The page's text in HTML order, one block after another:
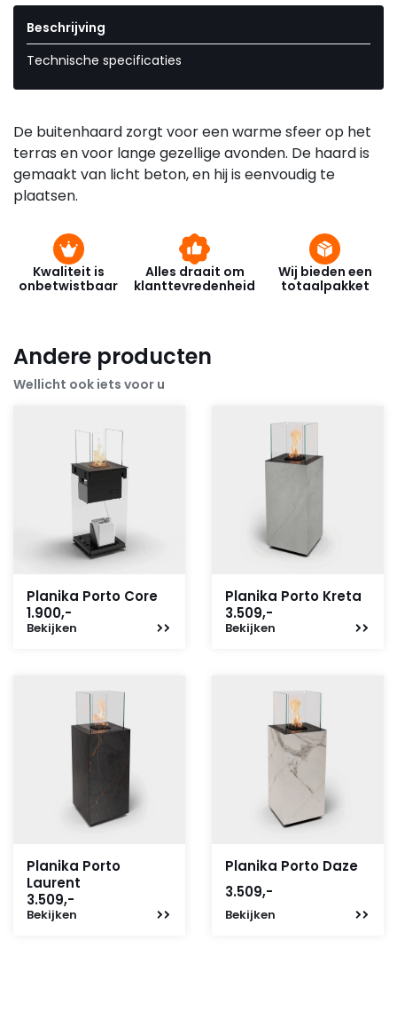
Beschrijving
Technische specificaties
De buitenhaard zorgt voor een warme sfeer op het
terras en voor lange gezellige avonden. De haard is
gemaakt van licht beton, en hij is eenvoudig te
plaatsen.
Kwaliteit is
onbetwistbaar
Alles draait om
klanttevredenheid
Wij bieden een
totaalpakket
Andere producten
Wellicht ook iets voor u
Planika Porto Core
1.900,-
Bekijken
Planika Porto Kreta
3.509,-
Bekijken
Planika Porto
Laurent
3.509,-
Bekijken
Planika Porto Daze
3.509,-
Bekijken